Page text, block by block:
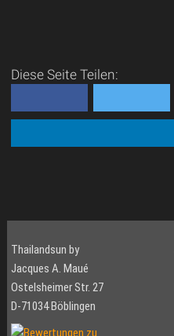
Wasserski, Windsurfen,
Powerboot, Cruising...
Diese Seite Teilen:
Thailandsun by
Jacques A. Maué
Ostelsheimer Str. 27
D-71034 Böblingen